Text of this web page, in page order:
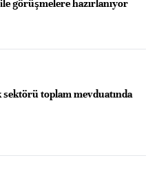
görüşmelere hazırlanıyor
sektörü toplam mevduatında